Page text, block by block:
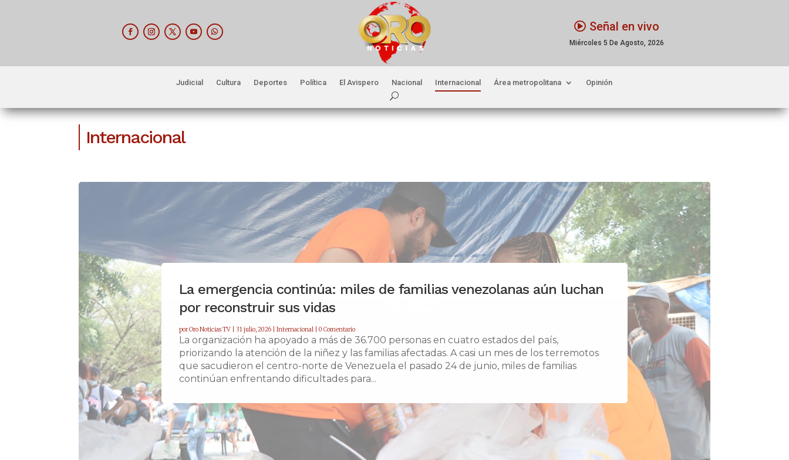
Señal en vivo
Miércoles 5 De Agosto, 2026
Judicial Cultura Deportes Política El Avispero Nacional Internacional Área metropolitana Opinión
Internacional
La emergencia continúa: miles de familias venezolanas aún luchan
por reconstruir sus vidas
porOro Noticias TV| 31 julio, 2026| Internacional| 0 Comentario
La organización ha apoyado a más de 36.700 personas en cuatro estados del país,
priorizando la atención de la niñez y las familias afectadas. A casi un mes de los terremotos
que sacudieron el centro-norte de Venezuela el pasado 24 de junio, miles de familias
continúan enfrentando dificultades para...